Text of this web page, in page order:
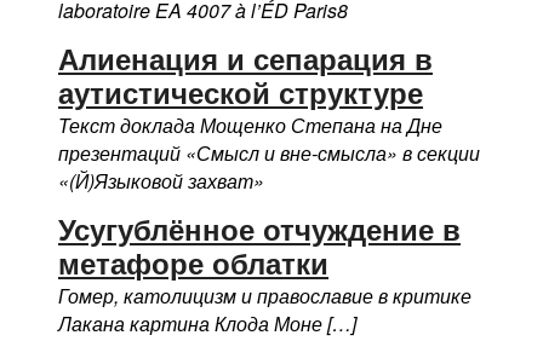
laboratoire EA 4007 à l’ÉD Paris8
Алиенация и сепарация в
аутистической структуре
Текст доклада Мощенко Степана на Дне
презентаций «Смысл и вне-смысла» в секции
«(Й)Языковой захват»
Усугублённое отчуждение в
метафоре облатки
Гомер, католицизм и православие в критике
Лакана картина Клода Моне […]